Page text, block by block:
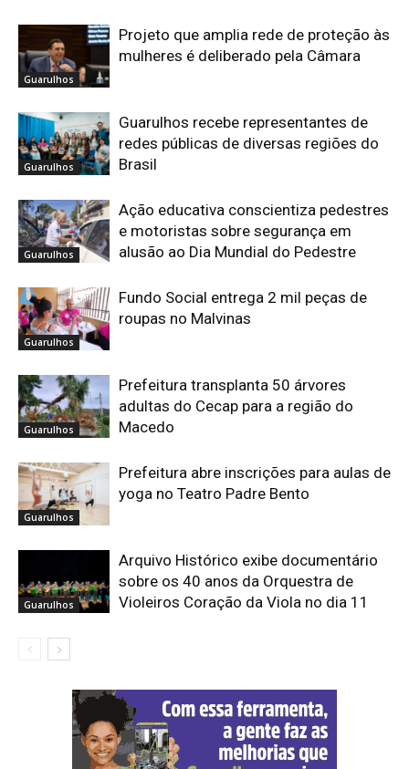
Guarulhos
Projeto que amplia rede de proteção às
mulheres é deliberado pela Câmara
Guarulhos
Guarulhos recebe representantes de
redes públicas de diversas regiões do
Brasil
Guarulhos
Ação educativa conscientiza pedestres
e motoristas sobre segurança em
alusão ao Dia Mundial do Pedestre
Guarulhos
Fundo Social entrega 2 mil peças de
roupas no Malvinas
Guarulhos
Prefeitura transplanta 50 árvores
adultas do Cecap para a região do
Macedo
Guarulhos
Prefeitura abre inscrições para aulas de
yoga no Teatro Padre Bento
Guarulhos
Arquivo Histórico exibe documentário
sobre os 40 anos da Orquestra de
Violeiros Coração da Viola no dia 11